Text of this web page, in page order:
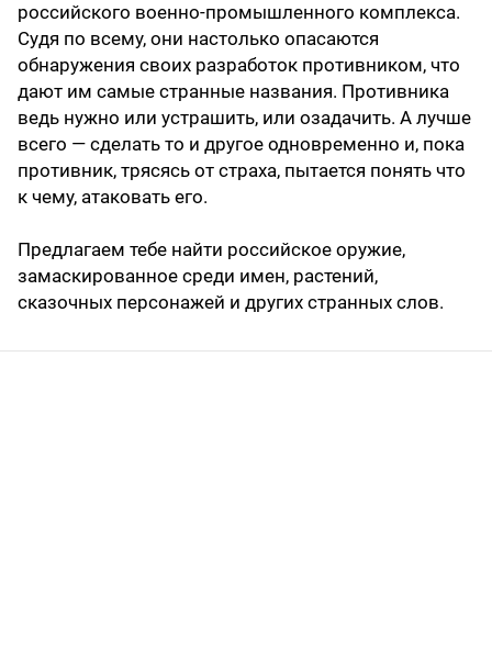
российского военно-промышленного комплекса.
Судя по всему, они настолько опасаются
обнаружения своих разработок противником, что
дают им самые странные названия. Противника
ведь нужно или устрашить, или озадачить. А лучше
всего — сделать то и другое одновременно и, пока
противник, трясясь от страха, пытается понять что
к чему, атаковать его.
Предлагаем тебе найти российское оружие,
замаскированное среди имен, растений,
сказочных персонажей и других странных слов.